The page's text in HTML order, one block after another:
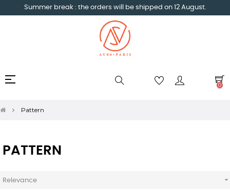
Summer break : the orders will be shipped on 12 August.
Toggle
☰
0
Pattern
PATTERN
Relevance 